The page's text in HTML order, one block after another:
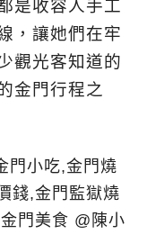
是收容人手工
，讓她們在牢
觀光客知道的
金門行程之